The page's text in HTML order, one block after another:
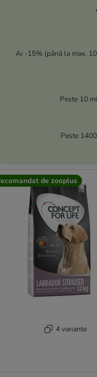
Ai -15% (până la max.
Peste 10
Peste
de zooplus
4 variante